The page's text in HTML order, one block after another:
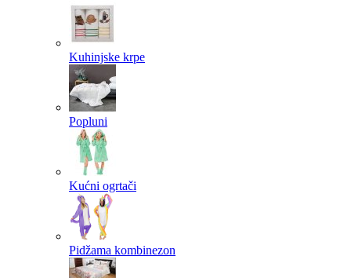
Kuhinjske krpe
Popluni
Kućni ogrtači
Pidžama kombinezon